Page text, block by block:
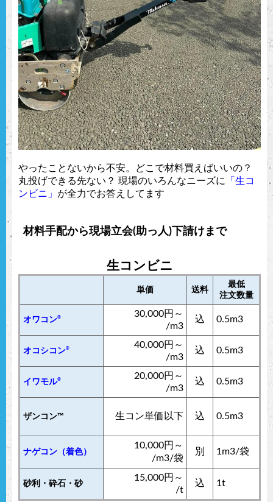
やったことないから不安。どこで材料買えばいいの？
丸投げできる先ない？ 現場のいろんなニーズに 「生コ
ンビニ」 が全力でお答えしてます
材料手配から現場立会(助っ人)下請けまで
生コンビニ
単価 送料
最低
注文数量
オワコン®
30,000円～
/m3
込 0.5m3
オコシコン®
40,000円～
/m3
込 0.5m3
イワモル®
20,000円～
/m3
込 0.5m3
ザンコン™︎ 生コン単価以下 込 0.5m3
ナゲコン（着色）
10,000円～
/m3/袋
別 1m3/袋
砂利・砕石・砂
15,000円～
/t
込 1t